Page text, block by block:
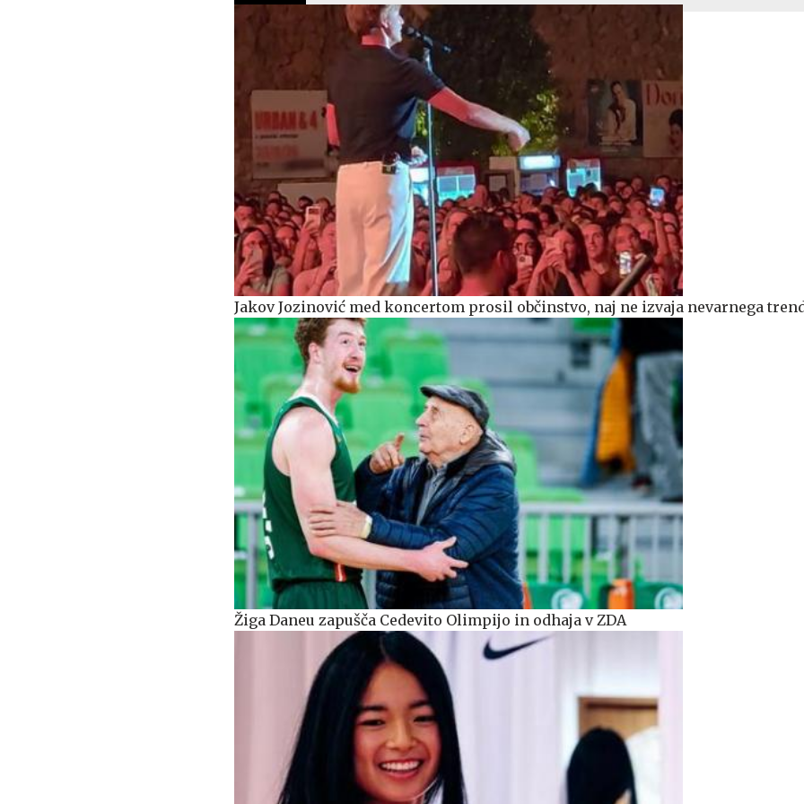
Jakov Jozinović med koncertom prosil občinstvo, naj ne izvaja nevarnega
Žiga Daneu zapušča Cedevito Olimpijo in odhaja v ZDA